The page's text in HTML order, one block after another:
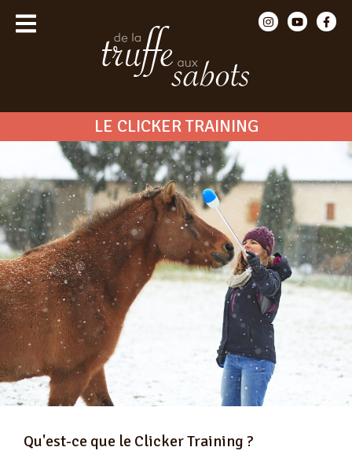
LE CLICKER TRAINING
Qu'est-ce que le Clicker Training ?